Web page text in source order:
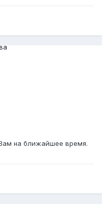
на ближайшее время.